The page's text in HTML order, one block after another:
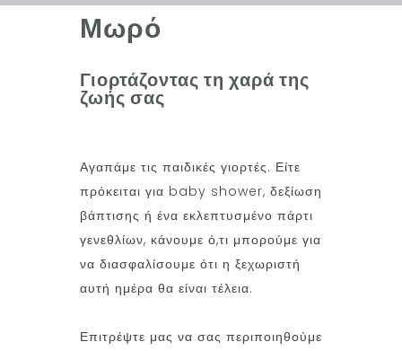
Μωρό
Γιορτάζοντας τη χαρά της
ζωής σας
Αγαπάμε τις παιδικές γιορτές. Είτε
πρόκειται για baby shower, δεξίωση
βάπτισης ή ένα εκλεπτυσμένο πάρτι
γενεθλίων, κάνουμε ό,τι μπορούμε για
να διασφαλίσουμε ότι η ξεχωριστή
αυτή ημέρα θα είναι τέλεια.
Επιτρέψτε μας να σας περιποιηθούμε